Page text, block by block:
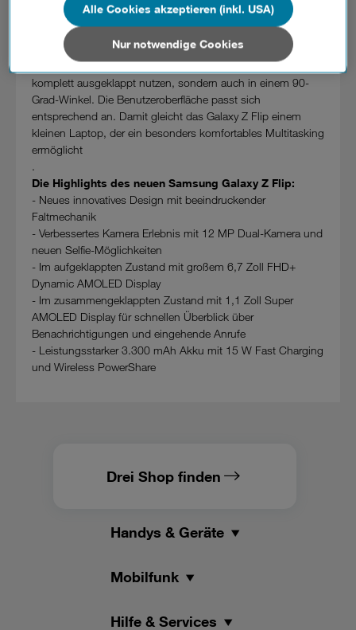
Flexible Handhabung. Innovative Bedienung.
Das Samsung Galaxy Z Flip kombiniert die Vorteile eines
kompakten Smartphones mit den Vorzügen eines großen
Displays. Kunden können das Smartphone nicht nur
komplett ausgeklappt nutzen, sondern auch in einem 90-
Grad-Winkel. Die Benutzeroberfläche passt sich
entsprechend an. Damit gleicht das Galaxy Z Flip einem
kleinen Laptop, der ein besonders komfortables Multitasking
ermöglicht
.
Die Highlights des neuen Samsung Galaxy Z Flip:
- Neues innovatives Design mit beeindruckender
Faltmechanik
- Verbessertes Kamera Erlebnis mit 12 MP Dual-Kamera und
neuen Selfie-Möglichkeiten
- Im aufgeklappten Zustand mit großem 6,7 Zoll FHD+
Dynamic AMOLED Display
- Im zusammengeklappten Zustand mit 1,1 Zoll Super
AMOLED Display für schnellen Überblick über
Benachrichtigungen und eingehende Anrufe
- Leistungsstarker 3.300 mAh Akku mit 15 W Fast Charging
und Wireless PowerShare
Drei Shop finden
Handys & Geräte
Mobilfunk
Hilfe & Services
Wenn Sie allen Cookies zustimmen, werden auch Cookies
von Drittanbietern verarbeitet, die Ihre Daten in Ländern
außerhalb der europäischen Union (z.B. in den USA)
verarbeiten. Sie unterliegen keinem EU-konformen
Datenschutzniveau und es stehen keine wirksamen
Rechtsbehelfe zur Verfügung.
Cookies von Unternehmen in Drittstaaten, die ein ähnliches
Datenschutzniveau wie in der Europäischen Union aufweisen
(z.B. Data Privacy Framework), werden wie europäische
Unternehmen behandelt.
Wenn Sie „Nur notwendige Cookies“ wählen, dann sind für
Sie nur jene Cookies im Einsatz, die zur Funktion dieser
Website unerlässlich sind.
Nur notwendige Cookies
Alle Cookies akzeptieren (inkl. USA)